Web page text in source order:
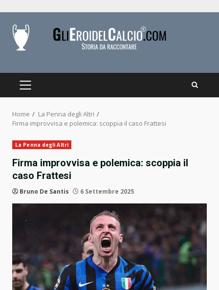
content
PRIMARY
Home
La Penna degli Altri
Firma improvvisa e polemica: scoppia il caso Frattesi
La Penna degli Altri
Firma improvvisa e polemica: scoppia il
caso Frattesi
Bruno De Santis 6 Settembre 2025